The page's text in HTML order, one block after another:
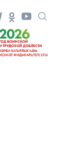
Документы